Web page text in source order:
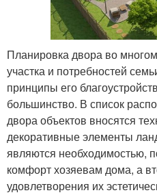
Планировка двора во
участка и потребностей
принципы его
большинство. В список
двора объектов вносятся
декоративные элементы
являются необходимостью,
комфорт хозяевам дома, а
удовлетворения их